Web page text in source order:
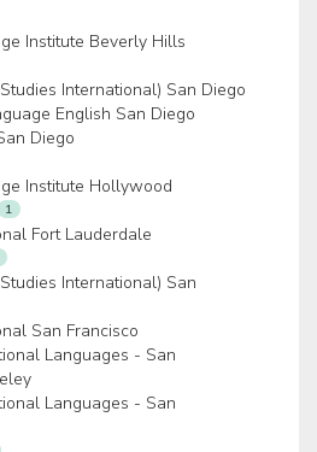
Institute Beverly Hills
International) San Diego
English San Diego
Diego
Institute Hollywood
1
Fort Lauderdale
International) San
San Francisco
Languages - San
Languages - San